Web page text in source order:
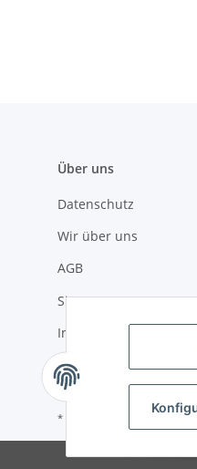
Über uns
Datenschutz
Wir über uns
AGB
Sitemap
Impressum
Widerrufsrecht
* Alle Preise inkl. gesetzlicher